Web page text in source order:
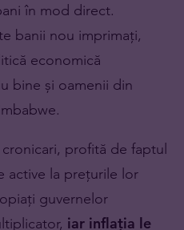
în mod direct.
banii nou imprimați,
economică
bine și oamenii din
profită de faptul
active la prețurile lor
guvernelor
iar inflația le